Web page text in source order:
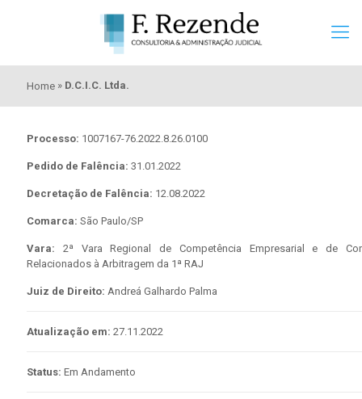
Home » D.C.I.C. Ltda.
Processo: 1007167-76.2022.8.26.0100
Pedido de Falência: 31.01.2022
Decretação de Falência: 12.08.2022
Comarca: São Paulo/SP
Vara: 2ª Vara Regional de Competência Empresarial e de
Relacionados à Arbitragem da 1ª RAJ
Juiz de Direito: Andreá Galhardo Palma
Atualização em: 27.11.2022
Status: Em Andamento